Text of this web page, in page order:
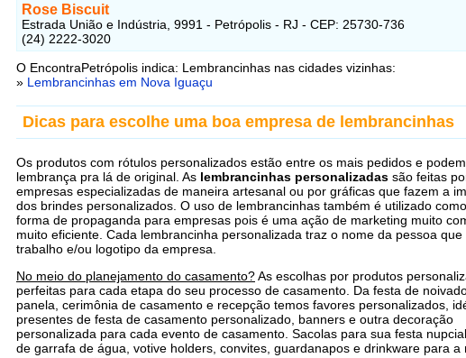
Rose Biscuit
Estrada União e Indústria, 9991 - Petrópolis - RJ - CEP: 25730-736
(24) 2222-3020
O EncontraPetrópolis indica: Lembrancinhas nas cidades vizinhas:
» Lembrancinhas em Nova Iguaçu
Dicas para escolhe uma boa empresa de lembrancinhas
Os produtos com rótulos personalizados estão entre os mais pedidos e
lembrança pra lá de original. As lembrancinhas personalizadas são feitas
empresas especializadas de maneira artesanal ou por gráficas que fazem a
dos brindes personalizados. O uso de lembrancinhas também é utilizado
forma de propaganda para empresas pois é uma ação de marketing muito
muito eficiente. Cada lembrancinha personalizada traz o nome da pessoa que
trabalho e/ou logotipo da empresa.
No meio do planejamento do casamento?As escolhas por produtos
perfeitas para cada etapa do seu processo de casamento. Da festa de
panela, cerimônia de casamento e recepção temos favores personalizados,
presentes de festa de casamento personalizado, banners e outra decoração
personalizada para cada evento de casamento. Sacolas para sua festa
de garrafa de água, votive holders, convites, guardanapos e drinkware para a